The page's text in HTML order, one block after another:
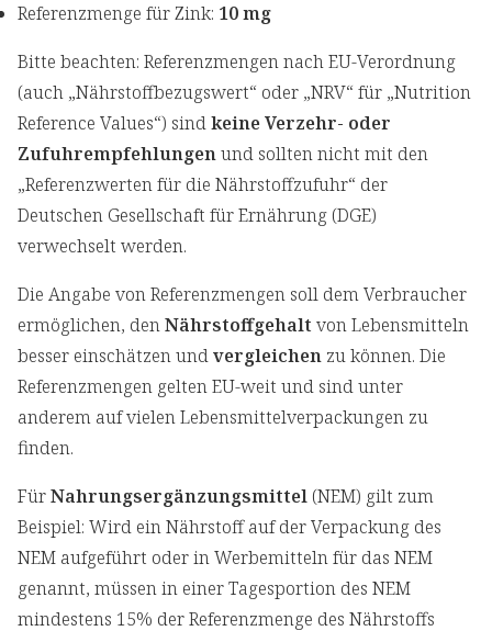
Referenzmenge für Zink: 10 mg
Bitte beachten: Referenzmengen nach EU-Verordnung
(auch „Nährstoffbezugswert“ oder „NRV“ für „Nutrition
Reference Values“) sindkeine Verzehr- oder
Zufuhrempfehlungenund sollten nicht mit den
„Referenzwerten für die Nährstoffzufuhr“ der
Deutschen Gesellschaft für Ernährung (DGE)
verwechselt werden.
Die Angabe von Referenzmengen soll dem Verbraucher
ermöglichen, denNährstoffgehalt von Lebensmitteln
besser einschätzen undvergleichen zu können. Die
Referenzmengen gelten EU-weit und sind unter
anderem auf vielen Lebensmittelverpackungen zu
finden.
FürNahrungsergänzungsmittel (NEM) gilt zum
Beispiel: Wird ein Nährstoff auf der Verpackung des
NEM aufgeführt oder in Werbemitteln für das NEM
genannt, müssen in einer Tagesportion des NEM
mindestens 15% der Referenzmenge des Nährstoffs